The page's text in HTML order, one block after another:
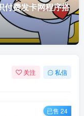
付费发卡网程序搭
关注 私信
已售 24